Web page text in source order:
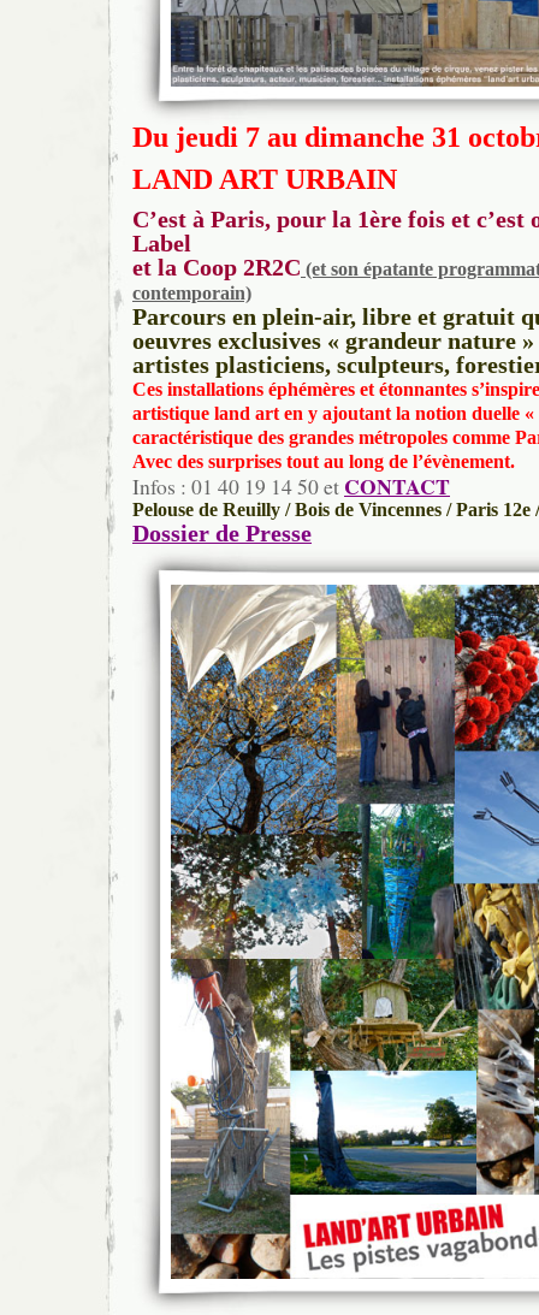
Du jeudi 7 au dimanche 31
LAND ART URBAIN
C’est à Paris, pour la 1ère fois et
Label
et la Coop 2R2C (et son épatante
contemporain)
Parcours en plein-air, libre et gratuit
oeuvres exclusives « grandeur nature
artistes plasticiens, sculpteurs,
Ces installations éphémères et étonnantes
artistique land art en y ajoutant la notion duelle
caractéristique des grandes métropoles comme
Avec des surprises tout au long de l’évènement.
Infos : 01 40 19 14 50 et CONTACT
Pelouse de Reuilly / Bois de Vincennes / Paris
Dossier de Presse